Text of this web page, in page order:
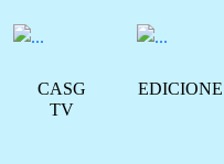
CASG
TV